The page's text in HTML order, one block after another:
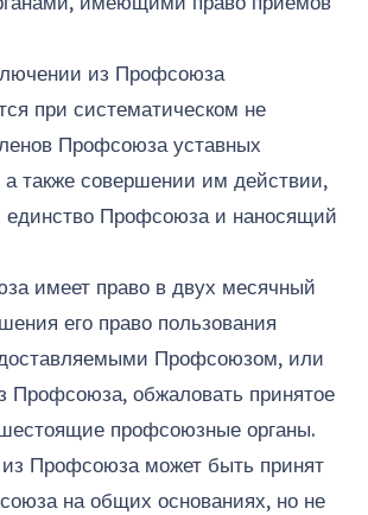
из Профсоюза
при систематическом не
Профсоюза уставных
а также совершении им действии,
Профсоюза и наносящий
имеет право в двух месячный
его право пользования
Профсоюзом, или
Профсоюза, обжаловать принятое
профсоюзные органы.
Профсоюза может быть принят
на общих основаниях, но не